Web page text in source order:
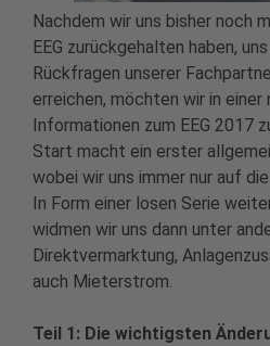
Nachdem wir uns bisher noch
EEG zurückgehalten haben,
Rückfragen unserer
erreichen, möchten wir in einer
Informationen zum EEG 2017
Start macht ein erster
wobei wir uns immer nur auf
In Form einer losen Serie
widmen wir uns dann unter
Direktvermarktung,
auch Mieterstrom.
Teil 1: Die wichtigsten